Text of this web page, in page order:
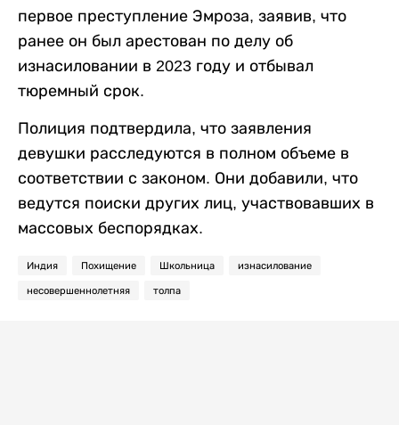
первое преступление Эмроза, заявив, что
ранее он был арестован по делу об
изнасиловании в 2023 году и отбывал
тюремный срок.
Полиция подтвердила, что заявления
девушки расследуются в полном объеме в
соответствии с законом. Они добавили, что
ведутся поиски других лиц, участвовавших в
массовых беспорядках.
Индия Похищение Школьница изнасилование
несовершеннолетняя толпа